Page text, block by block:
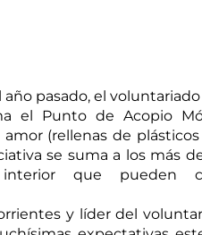
pasado, el
el Punto de Acopio
(rellenas de
se suma a los más
y líder del